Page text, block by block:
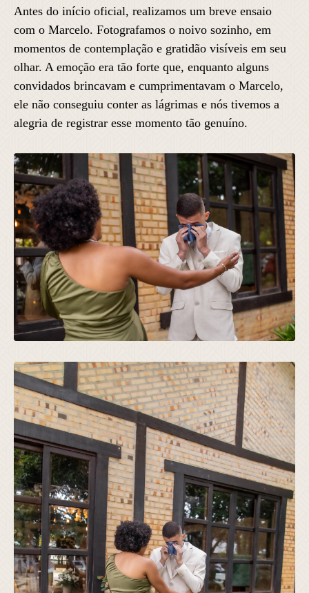
Antes do início oficial, realizamos um breve ensaio
com o Marcelo. Fotografamos o noivo sozinho, em
momentos de contemplação e gratidão visíveis em seu
olhar. A emoção era tão forte que, enquanto alguns
convidados brincavam e cumprimentavam o Marcelo,
ele não conseguiu conter as lágrimas e nós tivemos a
alegria de registrar esse momento tão genuíno.